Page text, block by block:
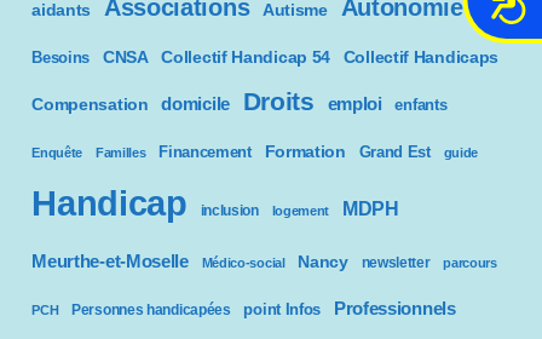
c
aidants Associations Autisme Autonomie
Besoins CNSA Collectif Handicap 54 Collectif Handicaps
Compensation domicile Droits emploi enfants
Enquête Familles Financement Formation Grand Est guide
Handicap inclusion logement MDPH
Meurthe-et-Moselle Médico-social Nancy newsletter parcours
PCH Personnes handicapées point Infos Professionnels